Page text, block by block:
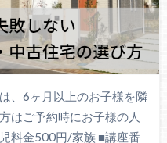
、6ヶ月以上のお子様を隣
はご予約時にお子様の人
料金500円/家族 ■講座番